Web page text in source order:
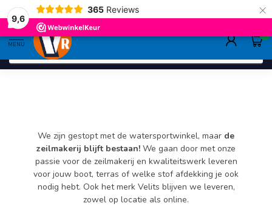
9,6
365 Reviews ×
deskundig adviessinds 1948 ruim
MENU
0
We zijn gestopt met de watersportwinkel, maar de
zeilmakerij blijft bestaan! We gaan door met onze
passie voor de zeilmakerij en kwaliteitswerk leveren
voor jouw boot, terras of welke stof afdekking je ook
nodig hebt. Ook het merk Velits blijven we leveren,
zowel op locatie als online.